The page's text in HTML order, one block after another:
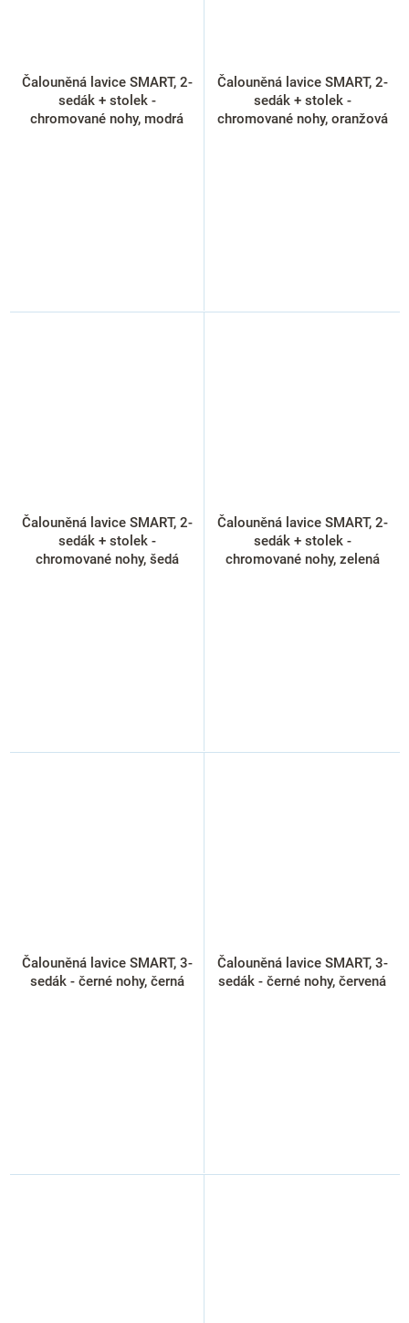
Čalouněná lavice SMART, 2-
sedák + stolek -
chromované nohy, modrá
Čalouněná lavice SMART, 2-
sedák + stolek -
chromované nohy, oranžová
Čalouněná lavice SMART, 2-
sedák + stolek -
chromované nohy, šedá
Čalouněná lavice SMART, 2-
sedák + stolek -
chromované nohy, zelená
Čalouněná lavice SMART, 3-
sedák - černé nohy, černá
Čalouněná lavice SMART, 3-
sedák - černé nohy, červená